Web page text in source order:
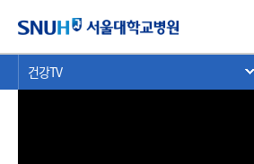
현
재
건강TV
건강 TV